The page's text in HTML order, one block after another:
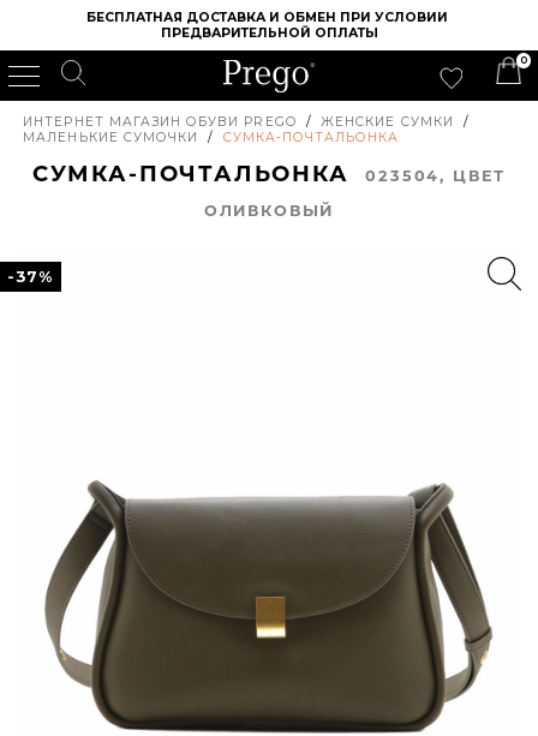
БЕСПЛАТНАЯ ДОСТАВКА И ОБМЕН ПРИ УСЛОВИИ
ПРЕДВАРИТЕЛЬНОЙ ОПЛАТЫ
0
ИНТЕРНЕТ МАГАЗИН ОБУВИ PREGO / ЖЕНСКИЕ СУМКИ
/
МАЛЕНЬКИЕ СУМОЧКИ
/ СУМКА-ПОЧТАЛЬОНКА
СУМКА-ПОЧТАЛЬОНКА023504, ЦВЕТ
ОЛИВКОВЫЙ
-37%